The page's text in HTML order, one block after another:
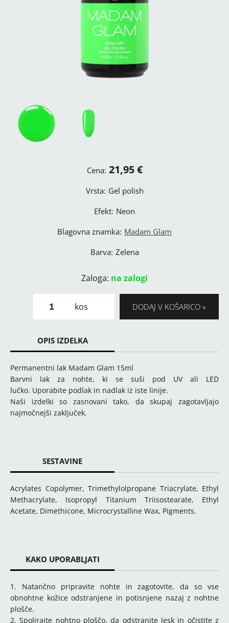
Cena: 21,95 €
Vrsta: Gel polish
Efekt: Neon
Blagovna znamka: Madam Glam
Barva: Zelena
Zaloga: na zalogi
DODAJ V KOŠARICO
kos
OPIS IZDELKA
Permanentni lak Madam Glam 15ml
Barvni lak za nohte, ki se suši pod UV ali LED
lučko. Uporabite podlak in nadlak iz iste linije.
Naši izdelki so zasnovani tako, da skupaj zagotavljajo
najmočnejši zaključek.
SESTAVINE
Acrylates Copolymer, Trimethylolpropane Triacrylate, Ethyl
Methacrylate, Isopropyl Titanium Triisostearate, Ethyl
Acetate, Dimethicone, Microcrystalline Wax, Pigments.
KAKO UPORABLJATI
1. Natančno pripravite nohte in zagotovite, da so vse
obnohtne kožice odstranjene in potisnjene nazaj z nohtne
plošče.
2. Spolirajte nohtno ploščo, da odstranite lesk in očistite z